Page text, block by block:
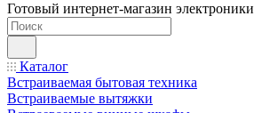
Готовый интернет-магазин электроники
Каталог
Встраиваемая бытовая техника
Встраиваемые вытяжки